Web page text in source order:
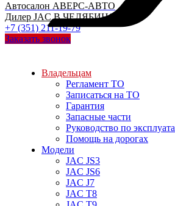
Автосалон АВЕРС-АВТО
Дилер JACВ ЧЕЛЯБИНСКЕ
+7 (351) 211-19-79
Заказать звонок
Владельцам
Регламент ТО
Записаться на ТО
Гарантия
Запасные части
Руководство по
Помощь на дорогах
Модели
JAC JS3
JAC JS6
JAC J7
JAC T8